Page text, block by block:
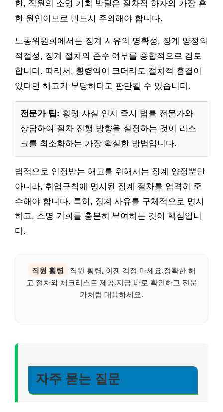
한, 직원의 소명 기회 박탈은 절차적 하자의 가장 흔
한 원인이므로 반드시 주의해야 합니다.
노동위원회에서는 징계 사유의 명확성, 징계 양정의
적절성, 징계 절차의 준수 여부를 종합적으로 검토
합니다. 따라서, 횡령액이 크더라도 절차적 흠결이
있다면 해고가 부당하다고 판단될 수 있습니다.
전문가 팁: 횡령 사실 인지 즉시 법률 전문가와
상담하여 절차 진행 방향을 설정하는 것이 리스
크를 최소화하는 가장 확실한 방법입니다.
법적으로 인정받는 해고를 위해서는 징계 양정뿐만
아니라, 취업규칙에 명시된 징계 절차를 엄격히 준
수해야 합니다. 특히, 징계 사유를 구체적으로 명시
하고, 소명 기회를 충분히 부여하는 것이 핵심입니
다.
직원 횡령
직원 횡령, 이젠 걱정 마세요.정확한 해
고 절차와 체크리스트 제공.지금 바로 확인하고 전문
가처럼 대응하세요.
자주 묻는 질문